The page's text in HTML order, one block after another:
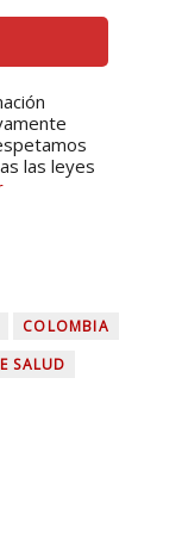
las leyes
COLOMBIA
SALUD